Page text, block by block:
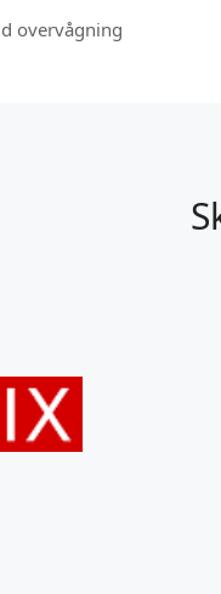
overvågning